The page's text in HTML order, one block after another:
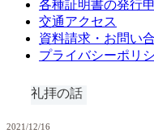
各種証明書の発行
交通アクセス
資料請求・お問い
プライバシーポリ
礼拝の話
2021/12/16